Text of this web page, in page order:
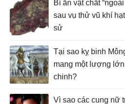
Bí ẩn vật chất
sau vụ thử vũ khí
sử
Tại sao kỵ binh
mang một lượng
chinh?
Vì sao các cung nữ